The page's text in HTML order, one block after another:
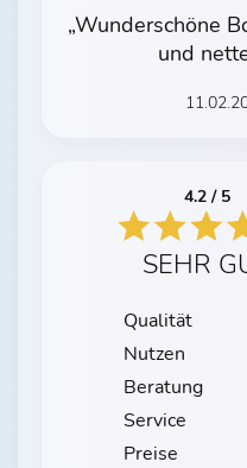
„Wunderschöne
und
4.2 / 5
SEHR
Qualität
Nutzen
Beratung
Service
Preise